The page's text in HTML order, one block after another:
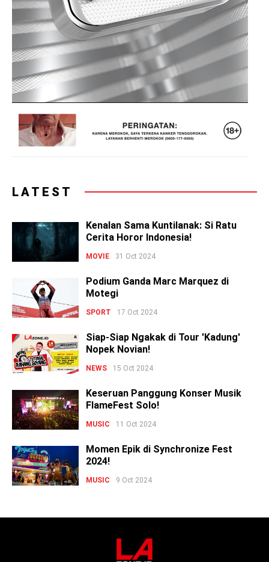
LATEST
Kenalan Sama Kuntilanak: Si Ratu
Cerita Horor Indonesia!
MOVIE 31 Oct 2024
Podium Ganda Marc Marquez di
Motegi
SPORT 17 Oct 2024
Siap-Siap Ngakak di Tour 'Kadung'
Nopek Novian!
NEWS 15 Oct 2024
Keseruan Panggung Konser Musik
FlameFest Solo!
MUSIC 11 Oct 2024
Momen Epik di Synchronize Fest
2024!
MUSIC 9 Oct 2024